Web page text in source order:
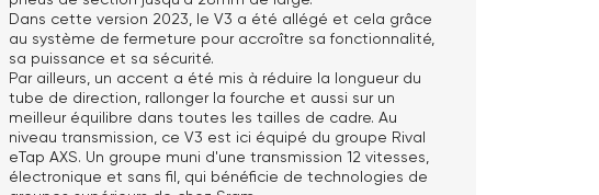
Dans cette version 2023, le V3 a été allégé et cela grâce
au système de fermeture pour accroître sa fonctionnalité,
sa puissance et sa sécurité.
Par ailleurs, un accent a été mis à réduire la longueur du
tube de direction, rallonger la fourche et aussi sur un
meilleur équilibre dans toutes les tailles de cadre. Au
niveau transmission, ce V3 est ici équipé du groupe Rival
eTap AXS. Un groupe muni d'une transmission 12 vitesses,
électronique et sans fil, qui bénéficie de technologies de